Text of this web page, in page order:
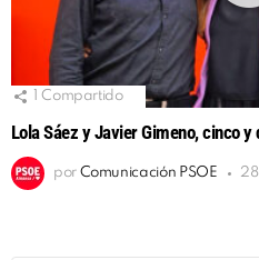
Compartido
Lola Sáez y Javier Gimeno, cinco
por Comunicación PSOE